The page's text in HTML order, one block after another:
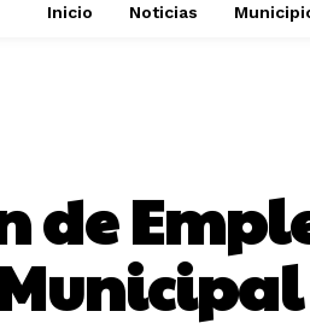
Inicio Noticias
de